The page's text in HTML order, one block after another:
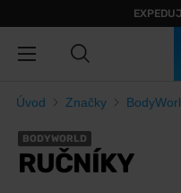
Úvod Značky
BODYWORLD
RUČNÍKY